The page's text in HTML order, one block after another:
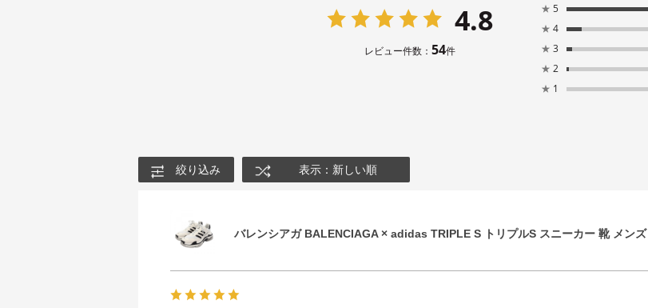
4.8
レビュー件数： 54件
★ 5
★ 4
★ 3
★ 2
★ 1
絞り込み 表示：新しい順
バレンシアガ BALENCIAGA × adidas TRIPLE S トリプルS スニーカー 靴 メンズ